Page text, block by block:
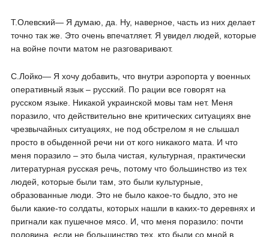
Т.Олевский― Я думаю, да. Ну, наверное, часть из них делает
точно так же. Это очень впечатляет. Я увидел людей, которые
на войне почти матом не разговаривают.
С.Лойко― Я хочу добавить, что внутри аэропорта у военных
оперативный язык – русский. По рации все говорят на
русском языке. Никакой украинской мовы там нет. Меня
поразило, что действительно вне критических ситуациях вне
чрезвычайных ситуациях, не под обстрелом я не слышал
просто в обыденной речи ни от кого никакого мата. И что
меня поразило – это была чистая, культурная, практически
литературная русская речь, потому что большинство из тех
людей, которые были там, это были культурные,
образованные люди. Это не было какое-то быдло, это не
были какие-то солдаты, которых нашли в каких-то деревнях и
пригнали как пушечное мясо. И, что меня поразило: почти
половина, если не большинство тех, кто были со мной в